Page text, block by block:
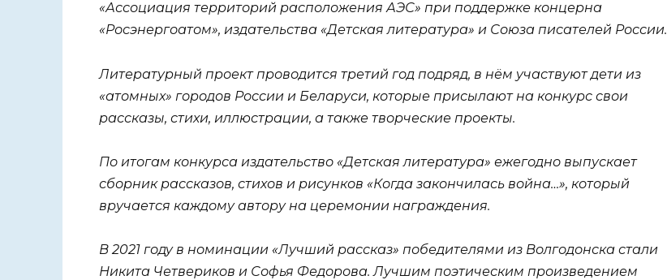
«Ассоциация территорий расположения АЭС» при поддержке концерна
«Росэнергоатом», издательства «Детская литература» и Союза писателей России.
Литературный проект проводится третий год подряд, в нём участвуют дети из
«атомных» городов России и Беларуси, которые присылают на конкурс свои
рассказы, стихи, иллюстрации, а также творческие проекты.
По итогам конкурса издательство «Детская литература» ежегодно выпускает
сборник рассказов, стихов и рисунков «Когда закончилась война…», который
вручается каждому автору на церемонии награждения.
В 2021 году в номинации «Лучший рассказ» победителями из Волгодонска стали
Никита Четвериков и Софья Федорова. Лучшим поэтическим произведением